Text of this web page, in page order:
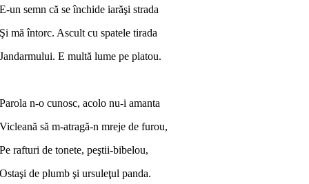
E-un semn că se închide iarăşi strada
Şi mă întorc. Ascult cu spatele tirada
Jandarmului. E multă lume pe platou.
Parola n-o cunosc, acolo nu-i amanta
Vicleană să m-atragă-n mreje de furou,
Pe rafturi de tonete, peştii-bibelou,
Ostaşi de plumb şi ursuleţul panda.